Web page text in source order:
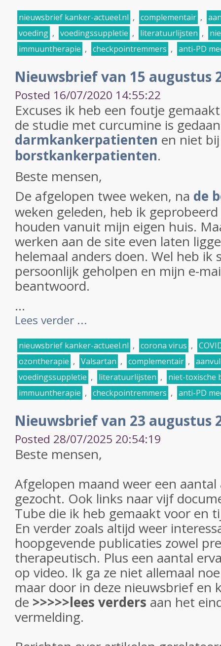
nieuwsbrief kanker-actueel.nl , complementair ,
voeding , voedingssuppletie , literatuurlijsten ,
immuuntherapie , checkpointremmers , anti-PD
Nieuwsbrief van 15 augustus
Posted 16/07/2020 14:55:22
Excuses ik heb een foutje
de studie met curcumine is
darmkankerpatienten en niet bij
borstkankerpatienten.
Beste mensen,
De afgelopen twee weken, na de
weken geleden, heb ik
houden vanuit mijn eigen huis.
werken aan de site even laten
helemaal anders doen. Wel heb ik
persoonlijk geholpen en mijn e-
beantwoord.
...
Lees verder ...
nieuwsbrief kanker-actueel.nl , corona virus ,
ozontherapie , Valsartan , complementair ,
voedingssuppletie , literatuurlijsten ,
niet-toxische
immuuntherapie , checkpointremmers , anti-PD
Nieuwsbrief van 23 augustus
Posted 28/07/2025 20:54:19
Beste mensen,
Afgelopen maand weer een
gezocht. Ook links naar vijf
Tube die ik heb gemaakt voor en
En verder zoals altijd weer
hoopgevende publicaties zowel
therapeutisch. Plus een aantal
op video. Ik ga ze niet allemaal
maar door in deze nieuwsbrief en
de >>>>>lees verders aan het
vermelding.